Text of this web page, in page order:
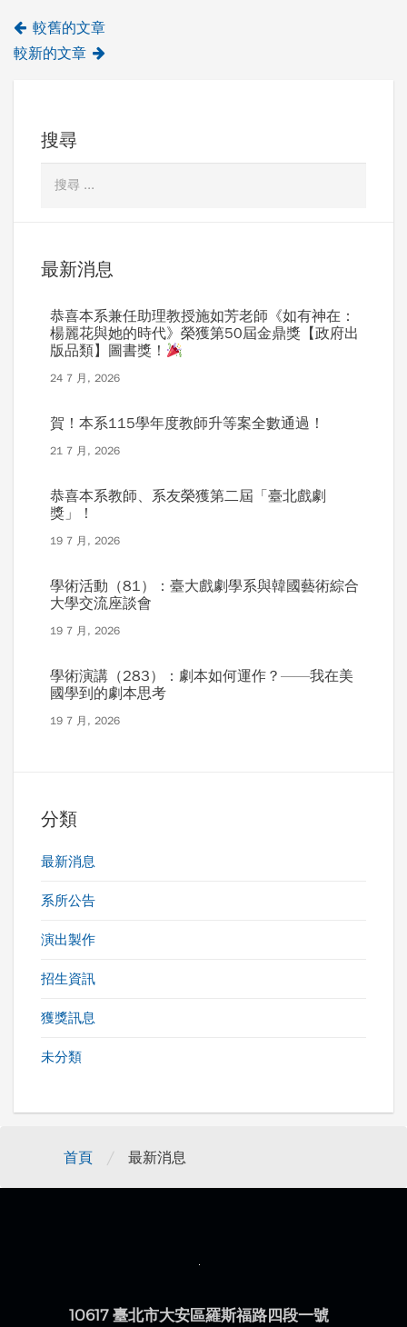
較舊的文章
較新的文章
搜尋
最新消息
恭喜本系兼任助理教授施如芳老師《如有神在：
楊麗花與她的時代》榮獲第50屆金鼎獎【政府出
版品類】圖書獎！
24 7 月, 2026
賀！本系115學年度教師升等案全數通過！
21 7 月, 2026
恭喜本系教師、系友榮獲第二屆「臺北戲劇
獎」！
19 7 月, 2026
學術活動（81）：臺大戲劇學系與韓國藝術綜合
大學交流座談會
19 7 月, 2026
學術演講（283）：劇本如何運作？——我在美
國學到的劇本思考
19 7 月, 2026
分類
最新消息
系所公告
演出製作
招生資訊
獲獎訊息
未分類
首頁 / 最新消息